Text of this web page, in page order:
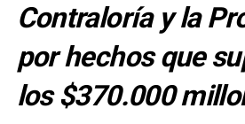
Contraloría y la
por hechos que
los $370.000